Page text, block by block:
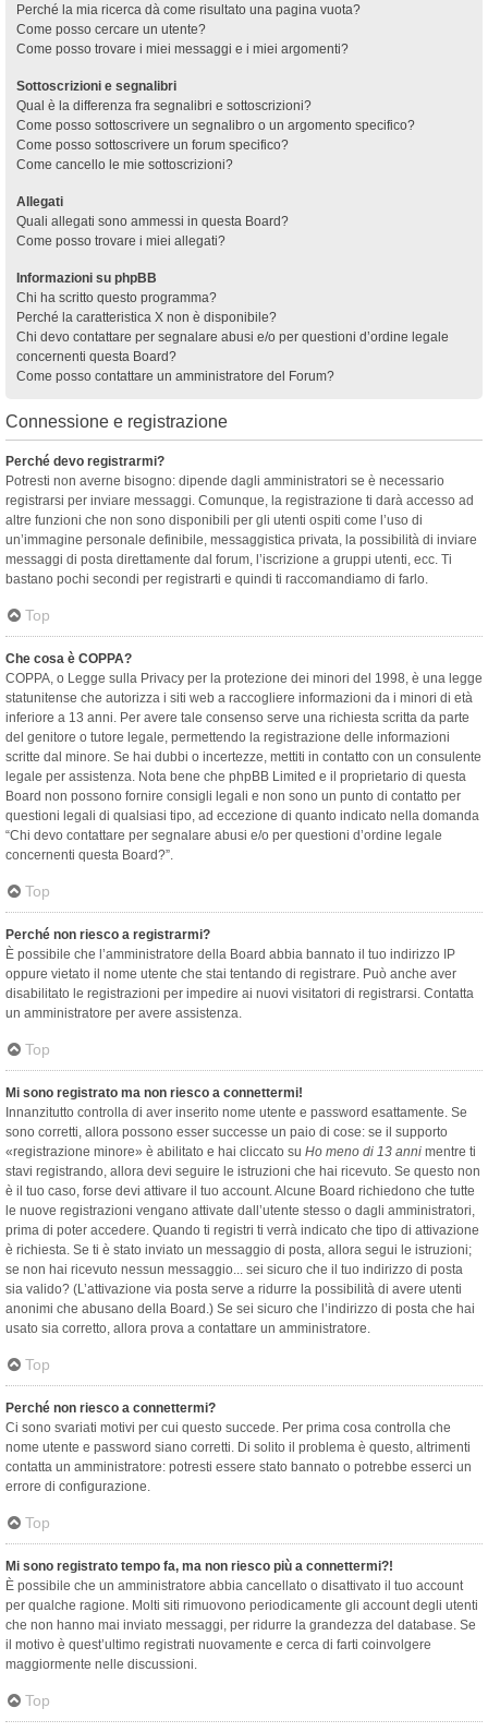
Perché la mia ricerca dà come risultato una pagina vuota?
Come posso cercare un utente?
Come posso trovare i miei messaggi e i miei argomenti?
Sottoscrizioni e segnalibri
Qual è la differenza fra segnalibri e sottoscrizioni?
Come posso sottoscrivere un segnalibro o un argomento specifico?
Come posso sottoscrivere un forum specifico?
Come cancello le mie sottoscrizioni?
Allegati
Quali allegati sono ammessi in questa Board?
Come posso trovare i miei allegati?
Informazioni su phpBB
Chi ha scritto questo programma?
Perché la caratteristica X non è disponibile?
Chi devo contattare per segnalare abusi e/o per questioni d’ordine legale
concernenti questa Board?
Come posso contattare un amministratore del Forum?
Connessione e registrazione
Perché devo registrarmi?
Potresti non averne bisogno: dipende dagli amministratori se è necessario
registrarsi per inviare messaggi. Comunque, la registrazione ti darà accesso ad
altre funzioni che non sono disponibili per gli utenti ospiti come l’uso di
un’immagine personale definibile, messaggistica privata, la possibilità di inviare
messaggi di posta direttamente dal forum, l’iscrizione a gruppi utenti, ecc. Ti
bastano pochi secondi per registrarti e quindi ti raccomandiamo di farlo.
Top
Che cosa è COPPA?
COPPA, o Legge sulla Privacy per la protezione dei minori del 1998, è una legge
statunitense che autorizza i siti web a raccogliere informazioni da i minori di età
inferiore a 13 anni. Per avere tale consenso serve una richiesta scritta da parte
del genitore o tutore legale, permettendo la registrazione delle informazioni
scritte dal minore. Se hai dubbi o incertezze, mettiti in contatto con un consulente
legale per assistenza. Nota bene che phpBB Limited e il proprietario di questa
Board non possono fornire consigli legali e non sono un punto di contatto per
questioni legali di qualsiasi tipo, ad eccezione di quanto indicato nella domanda
“Chi devo contattare per segnalare abusi e/o per questioni d’ordine legale
concernenti questa Board?”.
Top
Perché non riesco a registrarmi?
È possibile che l’amministratore della Board abbia bannato il tuo indirizzo IP
oppure vietato il nome utente che stai tentando di registrare. Può anche aver
disabilitato le registrazioni per impedire ai nuovi visitatori di registrarsi. Contatta
un amministratore per avere assistenza.
Top
Mi sono registrato ma non riesco a connettermi!
Innanzitutto controlla di aver inserito nome utente e password esattamente. Se
sono corretti, allora possono esser successe un paio di cose: se il supporto
«registrazione minore» è abilitato e hai cliccato su Ho meno di 13 anni mentre ti
stavi registrando, allora devi seguire le istruzioni che hai ricevuto. Se questo non
è il tuo caso, forse devi attivare il tuo account. Alcune Board richiedono che tutte
le nuove registrazioni vengano attivate dall’utente stesso o dagli amministratori,
prima di poter accedere. Quando ti registri ti verrà indicato che tipo di attivazione
è richiesta. Se ti è stato inviato un messaggio di posta, allora segui le istruzioni;
se non hai ricevuto nessun messaggio... sei sicuro che il tuo indirizzo di posta
sia valido? (L’attivazione via posta serve a ridurre la possibilità di avere utenti
anonimi che abusano della Board.) Se sei sicuro che l’indirizzo di posta che hai
usato sia corretto, allora prova a contattare un amministratore.
Top
Perché non riesco a connettermi?
Ci sono svariati motivi per cui questo succede. Per prima cosa controlla che
nome utente e password siano corretti. Di solito il problema è questo, altrimenti
contatta un amministratore: potresti essere stato bannato o potrebbe esserci un
errore di configurazione.
Top
Mi sono registrato tempo fa, ma non riesco più a connettermi?!
È possibile che un amministratore abbia cancellato o disattivato il tuo account
per qualche ragione. Molti siti rimuovono periodicamente gli account degli utenti
che non hanno mai inviato messaggi, per ridurre la grandezza del database. Se
il motivo è quest’ultimo registrati nuovamente e cerca di farti coinvolgere
maggiormente nelle discussioni.
Top